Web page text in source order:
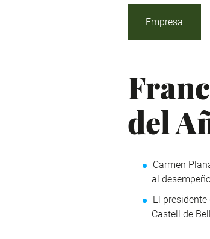
Empresa
del
Carmen
al
El
Castell de